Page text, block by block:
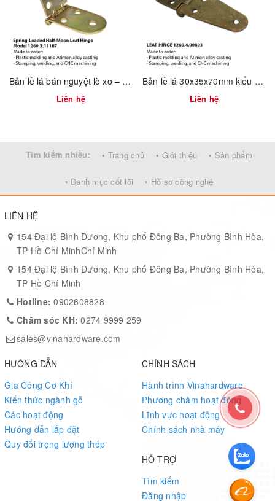
Chốt đỡ kệ tủ có ren CDKT011Z2 M5
Bản lề lá bán nguyệt lò xo – Mã 1260.3.11187
Liên hệ
Bản lề lá 30x35x70mm kiểu cổ điển – Mã 1260.4.00803
Liên hệ
Tìm kiếm nhiều: • Trang chủ • Giới thiệu • Sản phẩm
• Danh mục cốt lõi • Hồ sơ công nghệ
LIÊN HỆ
154 Đại lộ Bình Dương, Khu phố Đông Ba, Phường Bình Hòa,
TP Hồ Chí MinhChí Minh
154 Đại lộ Bình Dương, Khu phố Đông Ba, Phường Bình Hòa,
TP Hồ Chí Minh
Hotline:0902608828
Chăm sóc KH:0274 9999 259
sales@vinahardware.com
HƯỚNG DẪN
Gia Công Cơ Khí
Kiến thức ngành gỗ
Các hoạt động
Hướng dẫn lắp đặt
Quy đổi trọng lượng thép
CHÍNH SÁCH
Hành trình Vinahardware
Phương châm hoạt động
Lĩnh vực hoạt động
Chính sách nhà máy
HỖ TRỢ
Tìm kiếm
Đăng nhập